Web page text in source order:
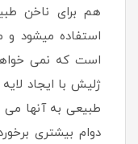
هم برای ناخن
استفاده میشود و
است که نمی
ژلیش با ایجاد
طبیعی به آنها
دوام بیشتری